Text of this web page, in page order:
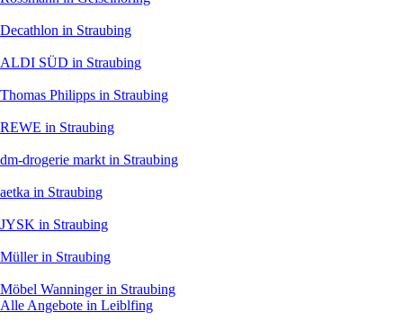
Decathlon in Straubing
ALDI SÜD in Straubing
Thomas Philipps in Straubing
REWE in Straubing
dm-drogerie markt in Straubing
aetka in Straubing
JYSK in Straubing
Müllerin Straubing
Möbel Wanningerin Straubing
Alle Angebote in Leiblfing